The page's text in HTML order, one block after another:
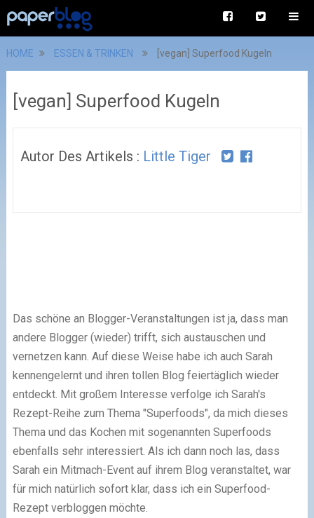
HOME ESSEN & TRINKEN [vegan] Superfood Kugeln
[vegan] Superfood Kugeln
Autor Des Artikels : Little Tiger
Das schöne an Blogger-Veranstaltungen ist ja, dass man
andere Blogger (wieder) trifft, sich austauschen und
vernetzen kann. Auf diese Weise habe ich auch Sarah
kennengelernt und ihren tollen Blog feiertäglich wieder
entdeckt. Mit großem Interesse verfolge ich Sarah's
Rezept-Reihe zum Thema "Superfoods", da mich dieses
Thema und das Kochen mit sogenannten Superfoods
ebenfalls sehr interessiert. Als ich dann noch las, dass
Sarah ein Mitmach-Event auf ihrem Blog veranstaltet, war
für mich natürlich sofort klar, dass ich ein Superfood-
Rezept verbloggen möchte.